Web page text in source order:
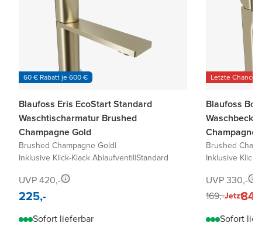
60 € Rabatt je 600 €
Blaufoss Eris EcoStart Standard
Waschtischarmatur Brushed
Champagne Gold
Brushed Champagne Gold|
Inklusive Klick-Klack Ablaufventil|Standard
UVP 420,-
225,-
Sofort lieferbar
Letzte Chance
Blaufoss
Champagne
Brushed
Inklusive
UVP 330,-
169,-Jetzt84,-
Sofort